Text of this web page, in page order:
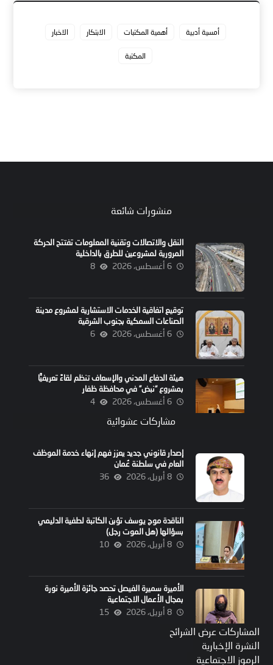
أمسية أدبية أهمية المكتبات الابتكار الاخبار
المكتبة
منشورات شائعة
النقل والاتصالات وتقنية المعلومات تفتتح الحركة
المرورية لمشروعين للطرق بالداخلية
6 أغسطس، 2026 8
توقيع اتفاقية الخدمات الاستشارية لمشروع مدينة
الصناعات السمكية بجنوب الشرقية
6 أغسطس، 2026 6
هيئة الدفاع المدني والإسعاف تنظم لقاءً تعريفيًّا
بمشروع “نبض” في محافظة ظفار
6 أغسطس، 2026 4
مشاركات عشوائية
إصدار قانوني جديد يعزز فهم إنهاء خدمة الموظف
العام في سلطنة عُمان
8 أبريل، 2026 36
الناقدة موج يوسف تؤبن الكاتبة لطفية الدليمي
بسؤالها (هل الموت رجل)
8 أبريل، 2026 10
الأميرة سميرة الفيصل تحصد جائزة الأميرة نورة
بمجال الأعمال الاجتماعية
8 أبريل، 2026 15
المشاركات عرض الشرائح
النشرة الإخبارية
الرموز الاجتماعية